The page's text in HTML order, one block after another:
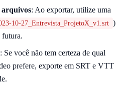
arquivos: Ao exportar, utilize uma
10-27_Entrevista_ProjetoX_v1.srt )
futura.
: Se você não tem certeza de qual
prefere, exporte em SRT e VTT